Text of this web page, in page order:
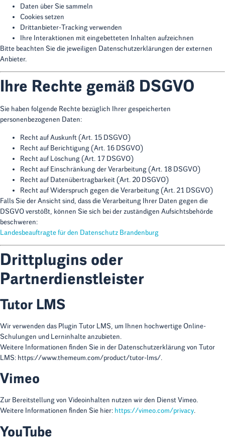
Daten über Sie sammeln
Cookies setzen
Drittanbieter-Tracking verwenden
Ihre Interaktionen mit eingebetteten Inhalten aufzeichnen
Bitte beachten Sie die jeweiligen Datenschutzerklärungen der externen
Anbieter.
Ihre Rechte gemäß DSGVO
Sie haben folgende Rechte bezüglich Ihrer gespeicherten
personenbezogenen Daten:
Recht auf Auskunft(Art. 15 DSGVO)
Recht auf Berichtigung(Art. 16 DSGVO)
Recht auf Löschung(Art. 17 DSGVO)
Recht auf Einschränkung der Verarbeitung(Art. 18 DSGVO)
Recht auf Datenübertragbarkeit(Art. 20 DSGVO)
Recht auf Widerspruch gegen die Verarbeitung(Art. 21 DSGVO)
Falls Sie der Ansicht sind, dass die Verarbeitung Ihrer Daten gegen die
DSGVO verstößt, können Sie sich bei der zuständigen Aufsichtsbehörde
beschweren:
Landesbeauftragte für den Datenschutz Brandenburg
Drittplugins oder
Partnerdienstleister
Tutor LMS
Wir verwenden das Plugin Tutor LMS, um Ihnen hochwertige Online-
Schulungen und Lerninhalte anzubieten.
Weitere Informationen finden Sie in der Datenschutzerklärung von Tutor
LMS: https://www.themeum.com/product/tutor-lms/.
Vimeo
Zur Bereitstellung von Videoinhalten nutzen wir den Dienst Vimeo.
Weitere Informationen finden Sie hier: https://vimeo.com/privacy.
YouTube